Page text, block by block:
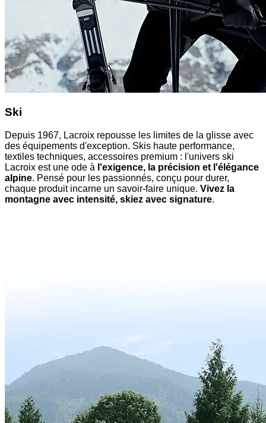
Ski
Depuis 1967, Lacroix repousse les limites de la glisse avec
des équipements d'exception. Skis haute performance,
textiles techniques, accessoires premium : l'univers ski
Lacroix est une ode à l'exigence, la précision et l'élégance
alpine. Pensé pour les passionnés, conçu pour durer,
chaque produit incarne un savoir-faire unique. Vivez la
montagne avec intensité, skiez avec signature.